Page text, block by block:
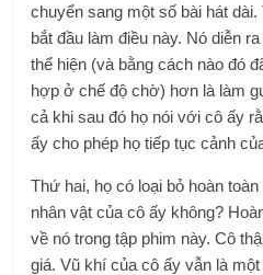
chuyển sang một số bài hát
bắt đầu làm điều này. Nó diễn
thể hiện (và bằng cách nào đó
hợp ở chế độ chờ) hơn là làm
cả khi sau đó họ nói với cô ấy
ấy cho phép họ tiếp tục cảnh
Thứ hai, họ có loại bỏ hoàn
nhân vật của cô ấy không?
về nó trong tập phim này. Cô
giá. Vũ khí của cô ấy vẫn là